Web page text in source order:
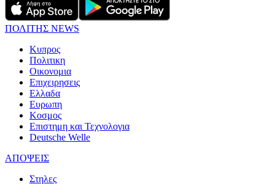
ΠΟΛΙΤΗΣ NEWS
Κυπρος
Πολιτικη
Οικονομια
Επιχειρησεις
Ελλαδα
Ευρωπη
Κοσμος
Επιστημη και Τεχνολογια
Deutsche Welle
ΑΠΟΨΕΙΣ
Στηλες